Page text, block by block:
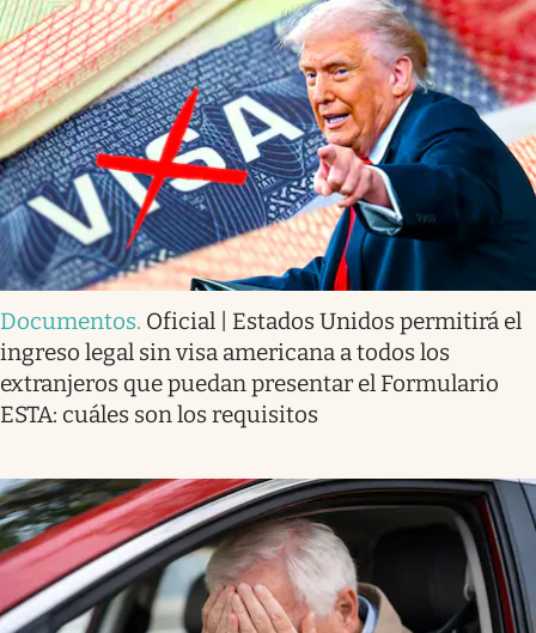
Documentos. Oficial | Estados Unidos permitirá el
ingreso legal sin visa americana a todos los
extranjeros que puedan presentar el Formulario
ESTA: cuáles son los requisitos